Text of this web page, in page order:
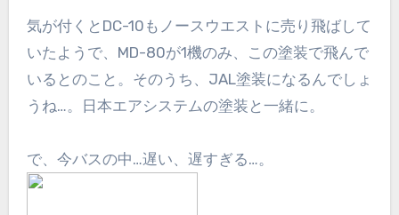
気が付くとDC-10もノースウエストに売り飛ばして
いたようで、MD-80が1機のみ、この塗装で飛んで
いるとのこと。そのうち、JAL塗装になるんでしょ
うね…。日本エアシステムの塗装と一緒に。
で、今バスの中…遅い、遅すぎる…。